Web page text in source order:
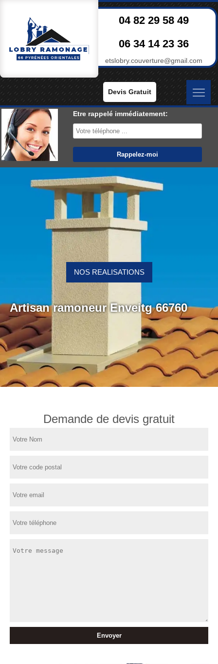
04 82 29 58 49
06 34 14 23 36
etslobry.couverture@gmail.com
Devis Gratuit
Etre rappelé immédiatement:
Artisan ramoneur Enveitg 66760
NOS REALISATIONS
Demande de devis gratuit